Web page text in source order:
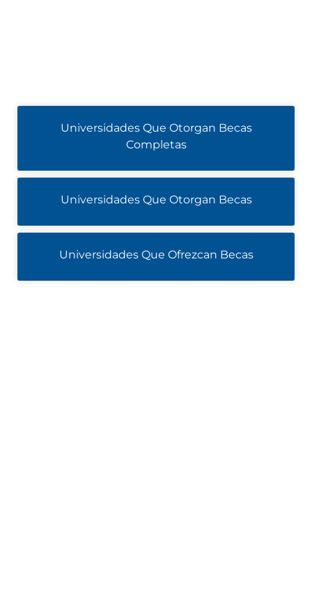
Universidades Que Otorgan Becas
Completas
Universidades Que Otorgan Becas
Universidades Que Ofrezcan Becas